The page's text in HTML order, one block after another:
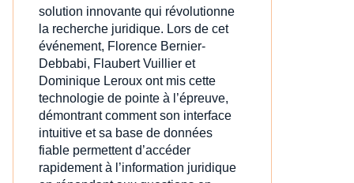
solution innovante qui révolutionne
la recherche juridique. Lors de cet
événement, Florence Bernier-
Debbabi, Flaubert Vuillier et
Dominique Leroux ont mis cette
technologie de pointe à l’épreuve,
démontrant comment son interface
intuitive et sa base de données
fiable permettent d’accéder
rapidement à l’information juridique